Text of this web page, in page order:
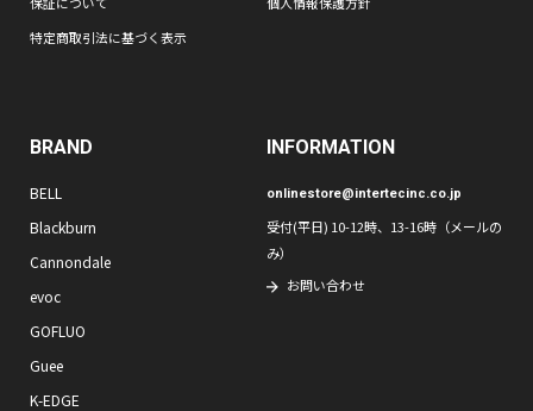
特定商取引法に基づく表示
BRAND
BELL
Blackburn
Cannondale
evoc
GOFLUO
Guee
K-EDGE
INFORMATION
onlinestore@intertecinc.co.jp
受付(平日) 10-12時、13-16時（メールの
み）
お問い合わせ